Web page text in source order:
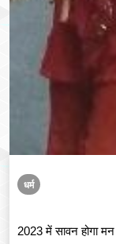
धर्म
2023 में सावन होगा